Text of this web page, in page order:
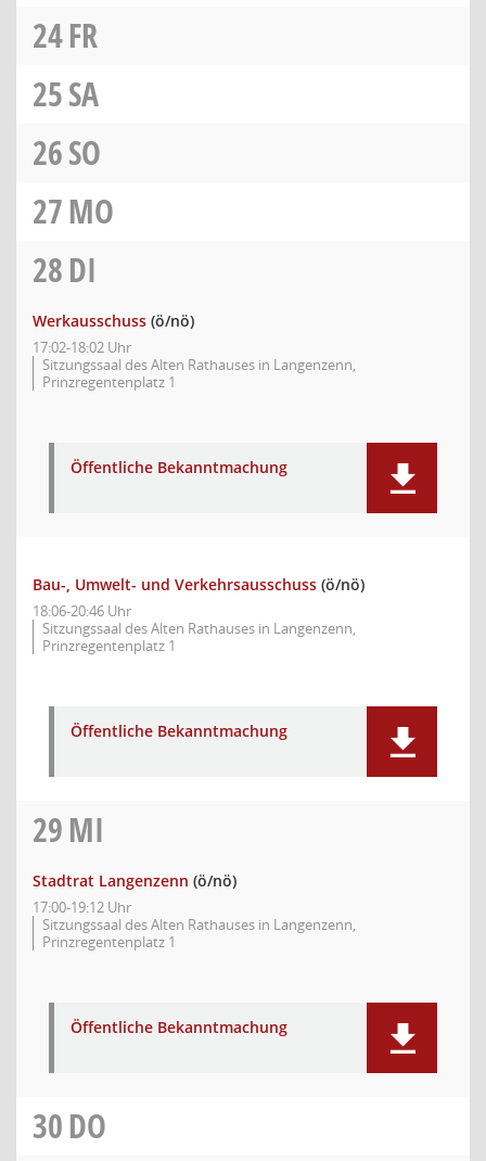
24FR
25SA
26SO
27MO
28DI
Werkausschuss (ö/nö)
17:02-18:02 Uhr
Sitzungssaal des Alten Rathauses in Langenzenn,
Prinzregentenplatz 1
Öffentliche Bekanntmachung
Bau-, Umwelt- und Verkehrsausschuss (ö/nö)
18:06-20:46 Uhr
Sitzungssaal des Alten Rathauses in Langenzenn,
Prinzregentenplatz 1
Öffentliche Bekanntmachung
29MI
Stadtrat Langenzenn (ö/nö)
17:00-19:12 Uhr
Sitzungssaal des Alten Rathauses in Langenzenn,
Prinzregentenplatz 1
Öffentliche Bekanntmachung
30DO